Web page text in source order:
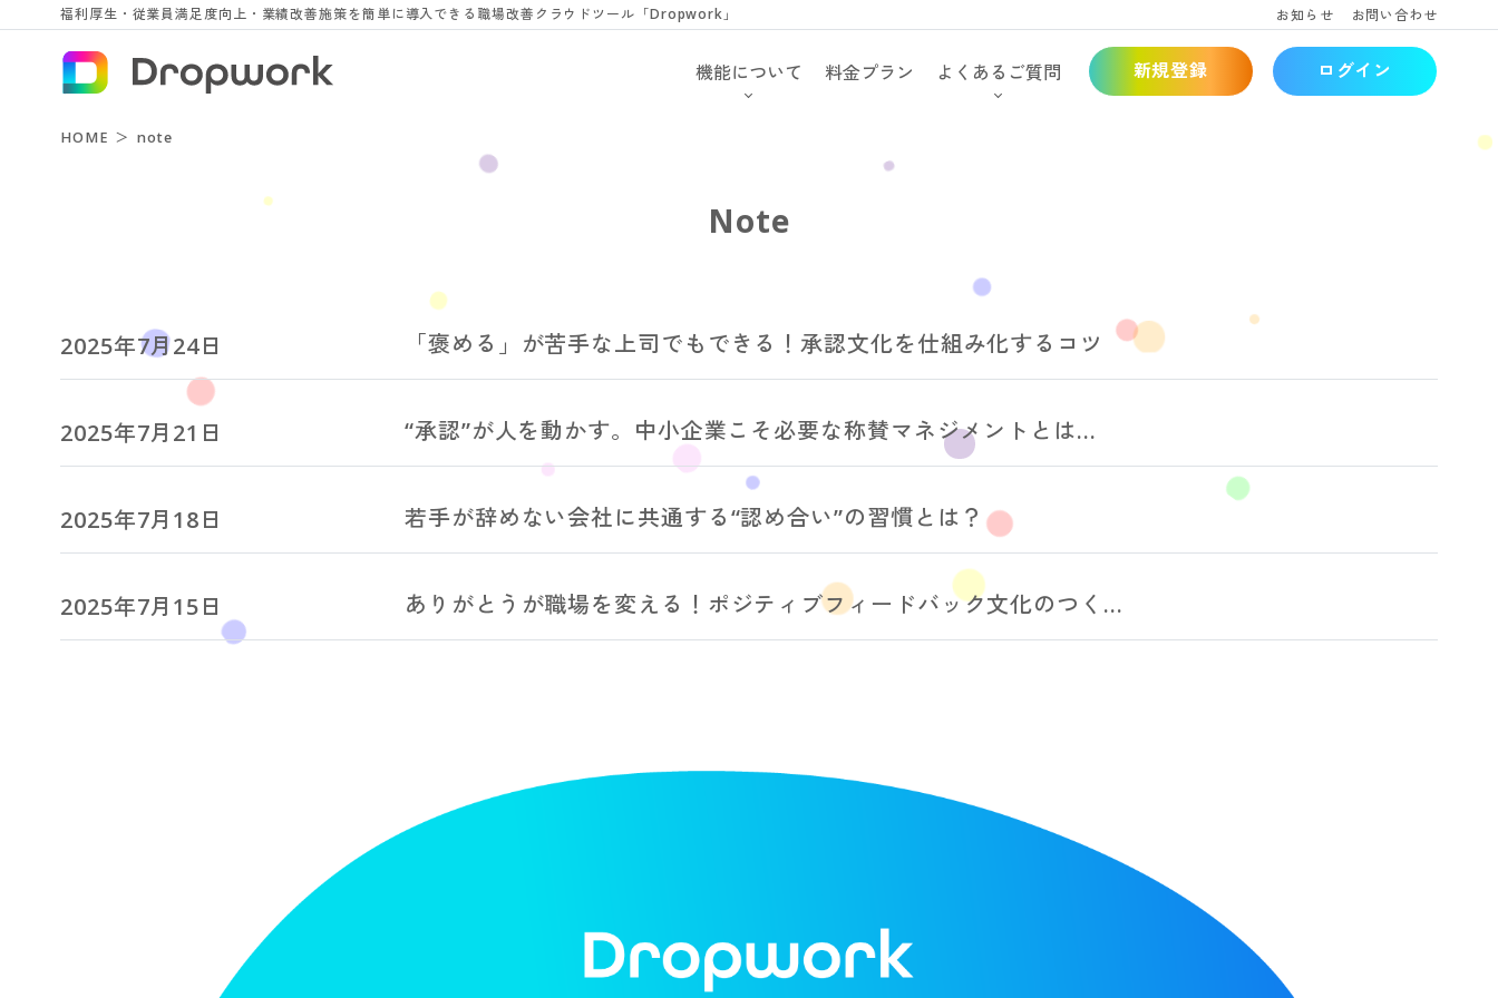
福利厚生・従業員満足度向上・業績改善施策を簡単に導入できる職場改善クラウドツール「Dropwork」 お知らせ お問い合わせ
機能について 料金プラン よくあるご質問 新規登録 ログイン
HOME note
Note
2025年7月24日 「褒める」が苦手な上司でもできる！承認文化を仕組み化するコツ
2025年7月21日 “承認”が人を動かす。中小企業こそ必要な称賛マネジメントとは...
2025年7月18日 若手が辞めない会社に共通する“認め合い”の習慣とは？
2025年7月15日 ありがとうが職場を変える！ポジティブフィードバック文化のつく...